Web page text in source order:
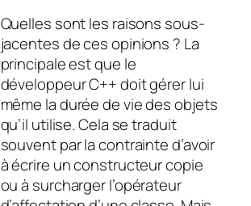
Quelles sont les raisons sous-
jacentes de ces opinions ? La
principale est que le
développeur C++ doit gérer lui
même la durée de vie des objets
qu’il utilise. Cela se traduit
souvent par la contrainte d’avoir
à écrire un constructeur copie
ou à surcharger l’opérateur